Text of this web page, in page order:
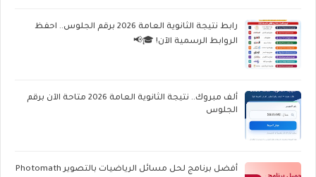
رابط نتيجة الثانوية العامة 2026 برقم الجلوس.. احفظ
الروابط الرسمية الآن! 🎓📢
ألف مبروك.. نتيجة الثانوية العامة 2026 متاحة الآن برقم
الجلوس
أفضل برنامج لحل مسائل الرياضيات بالتصوير Photomath